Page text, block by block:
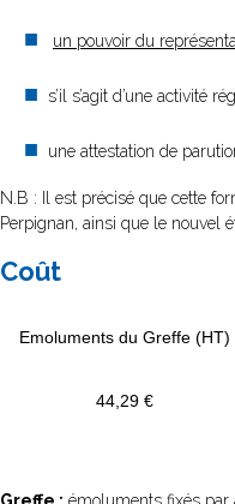
un pouvoir du
s’il s’agit d’une activité
une attestation de
N.B : Il est précisé que cette
Perpignan, ainsi que le nouvel
Coût
Emoluments du Greffe (HT)
44,29 €